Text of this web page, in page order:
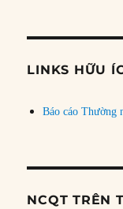
đề
LINKS HỮU
Báo cáo Thường
NCQT TRÊN